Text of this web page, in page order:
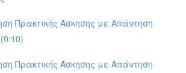
Πρακτικής Άσκησης με Απάντηση
Πρακτικής Άσκησης με Απάντηση